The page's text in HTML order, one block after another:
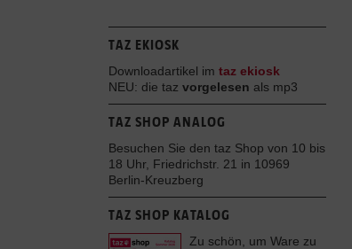
TAZ EKIOSK
Downloadartikel im taz ekiosk
NEU: die taz vorgelesen als mp3
TAZ SHOP ANALOG
Besuchen Sie den taz Shop von 10 bis
18 Uhr, Friedrichstr. 21 in 10969
Berlin-Kreuzberg
TAZ SHOP KATALOG
Zu schön, um Ware zu